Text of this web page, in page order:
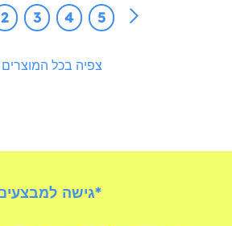
2 3 4 5
צפיה בכל המוצרים
גישה למבצעים בלעדיים*